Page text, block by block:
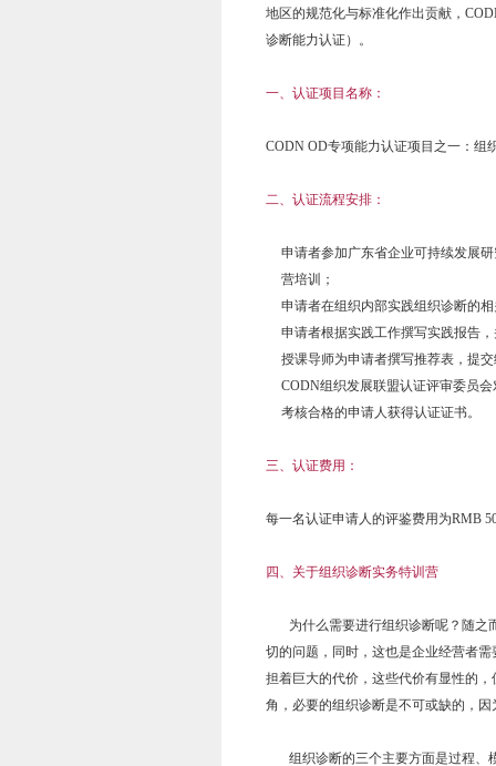
地区的规范化与标准化作出贡献，
诊断能力认证）。
一、认证项目名称：
CODN OD专项能力认证项目之一：组
二、认证流程安排：
申请者参加广东省企业可持续发展
营培训；
申请者在组织内部实践组织诊断的
申请者根据实践工作撰写实践报告
授课导师为申请者撰写推荐表，提
CODN组织发展联盟认证评审委员
考核合格的申请人获得认证证书。
三、认证费用：
每一名认证申请人的评鉴费用为RMB
四、关于组织诊断实务特训营
为什么需要进行组织诊断呢？随之
切的问题，同时，这也是企业经营者
担着巨大的代价，这些代价有显性的
角，必要的组织诊断是不可或缺的，
组织诊断的三个主要方面是过程、